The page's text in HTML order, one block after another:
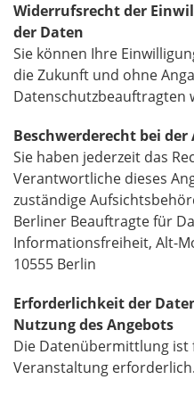
Widerrufsrecht der
der Daten
Sie können Ihre
die Zukunft und ohne
Datenschutzbeauftragten
Beschwerderecht bei
Sie haben jederzeit das
Verantwortliche dieses
zuständige
Berliner Beauftragte für
Informationsfreiheit, Alt-
10555 Berlin
Erforderlichkeit der
Nutzung des Angebots
Die Datenübermittlung ist
Veranstaltung erforderlich.